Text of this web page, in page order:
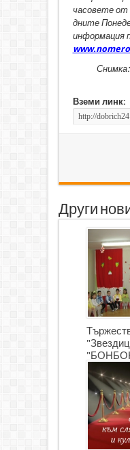
часовете от
дните
информация
Вземи линк:
Други